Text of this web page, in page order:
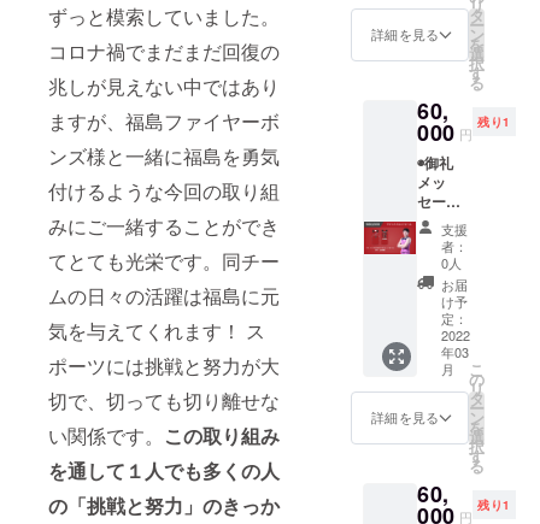
ずっと模索していました。
コロナ禍でまだまだ回復の
兆しが見えない中ではあり
ますが、福島ファイヤーボ
ンズ様と一緒に福島を勇気
付けるような今回の取り組
みにご一緒することができ
てとても光栄です。同チー
ムの日々の活躍は福島に元
気を与えてくれます！ ス
ポーツには挑戦と努力が大
切で、切っても切り離せな
い関係です。 この取り組み
を通して１人でも多くの人
の「挑戦と努力」のきっか
UP ユニ
フォー
ス
パー・
ジェー
ムス)
(2013-
2022)
福島
ファイ
ヤーボ
ンズの8
年間の
歩みや
これか
らの展
望を1冊
にまと
めます ◉
直筆サ
イン入
BONDS
UP ユニ
フォー
式HPに
名前掲
載 ※支
援時に
にご希
望のお
名前を
ご記入
くださ
い
◉BOND
S UP ス
テッ
カー
◉BOND
S UP ス
トー
リー
ブック
(2013-
2022)
福島
ファイ
詳細を見る
リ
タ
ー
ン
を
選
択
す
る
60,
000 円
残り1
◉御礼
メッ
セージ
動画
(メール
にて動
画デー
タ送付)
◉福島
ファイ
ヤーボ
ンズ公
式HPに
名前掲
載 ※支
援時に
にご希
望のお
支援
者：
0人
お届
け予
定：
2022
年03
月
詳細を見る
こ
の
リ
タ
ー
ン
を
選
択
す
る
60,
000 円
残り1